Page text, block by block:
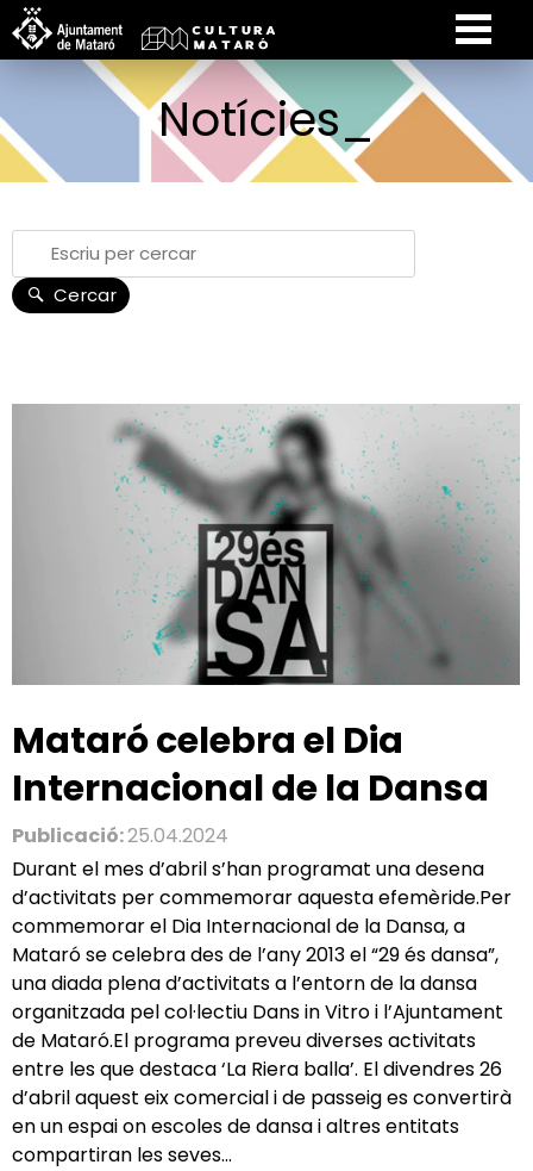
Notícies_
Cercar
Mataró celebra el Dia
Internacional de la Dansa
Publicació:25.04.2024
Durant el mes d’abril s’han programat una desena
d’activitats per commemorar aquesta efemèride.Per
commemorar el Dia Internacional de la Dansa, a
Mataró se celebra des de l’any 2013 el “29 és dansa”,
una diada plena d’activitats a l’entorn de la dansa
organitzada pel col·lectiu Dans in Vitro i l’Ajuntament
de Mataró.El programa preveu diverses activitats
entre les que destaca ‘La Riera balla’. El divendres 26
d’abril aquest eix comercial i de passeig es convertirà
en un espai on escoles de dansa i altres entitats
compartiran les seves...